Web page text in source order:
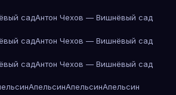
садАнтон Чехов — Вишнёвый сад
садАнтон Чехов — Вишнёвый сад
садАнтон Чехов — Вишнёвый сад
АпельсинАпельсинАпельсин